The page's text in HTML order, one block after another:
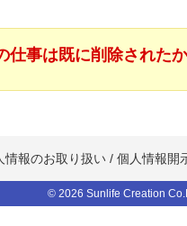
仕事は既に削除された
情報のお取り扱い / 個人情報開
© 2026 Sunlife Creation